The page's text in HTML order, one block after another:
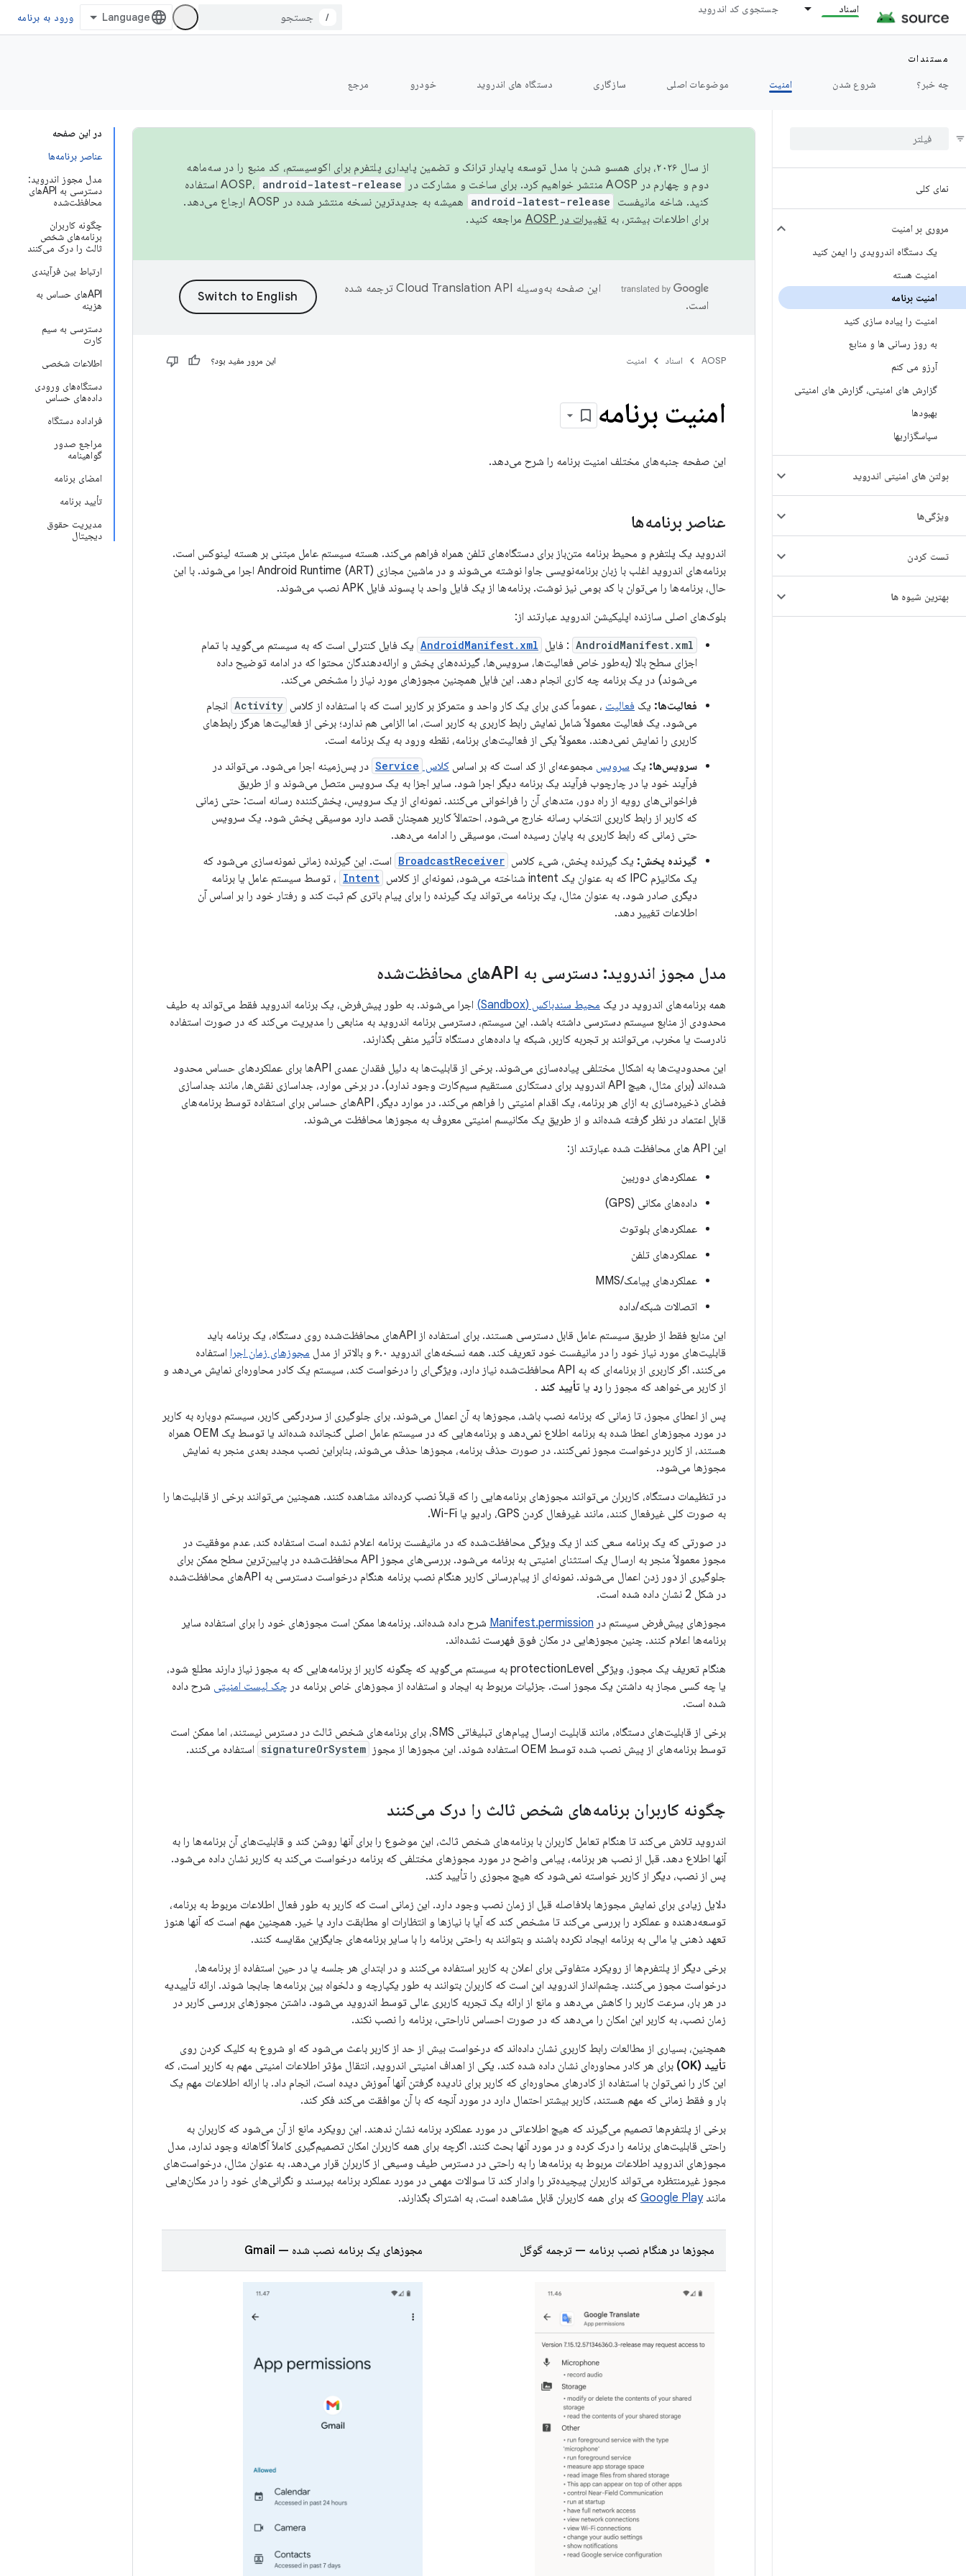
اسناد جستجوی کد اندروید
/ ورود به برنامه
مستندات
چه خبر؟
شروع شدن امنیت موضوعات اصلی سازگاری دستگاه های اندروید خودرو مرجع
نمای کلی
مروری بر امنیت
یک دستگاه اندرویدی را ایمن کنید
امنیت هسته
امنیت برنامه
امنیت را پیاده سازی کنید
به روز رسانی ها و منابع
آرزو می کنم
گزارش های امنیتی، گزارش های امنیتی
بهبودها
سپاسگزاریها
بولتن های امنیتی اندروید
ویژگی‌ها
تست کردن
بهترین شیوه ها
در این صفحه
عناصر برنامه‌ها
مدل مجوز اندروید:
دسترسی به APIهای
محافظت‌شده
چگونه کاربران
برنامه‌های شخص
ثالث را درک می‌کنند
ارتباط بین فرآیندی
APIهای حساس به
هزینه
دسترسی به سیم
کارت
اطلاعات شخصی
دستگاه‌های ورودی
داده‌های حساس
فراداده دستگاه
مراجع صدور
گواهینامه
امضای برنامه
تأیید برنامه
مدیریت حقوق
دیجیتال
از سال ۲۰۲۶، برای همسو شدن با مدل توسعه پایدار ترانک و تضمین پایداری پلتفرم برای اکوسیستم، کد منبع را در سه‌ماهه
دوم و چهارم در AOSP منتشر خواهیم کرد. برای ساخت و مشارکت در AOSP،
android-latest-release
استفاده
کنید. شاخه مانیفست
android-latest-release
همیشه به جدیدترین نسخه منتشر شده در AOSP ارجاع می‌دهد.
برای اطلاعات بیشتر، به تغییرات در AOSP مراجعه کنید.
این صفحه به‌وسیله
ترجمه شده
است.
AOSP اسناد امنیت این مرور مفید بود؟
امنیت برنامه
این صفحه جنبه‌های مختلف امنیت برنامه را شرح می‌دهد.
عناصر برنامه‌ها
اندروید یک پلتفرم و محیط برنامه متن‌باز برای دستگاه‌های تلفن همراه فراهم می‌کند. هسته سیستم عامل مبتنی بر هسته لینوکس است.
برنامه‌های اندروید اغلب با زبان برنامه‌نویسی جاوا نوشته می‌شوند و در ماشین مجازی Android Runtime (ART) اجرا می‌شوند. با این
حال، برنامه‌ها را می‌توان با کد بومی نیز نوشت. برنامه‌ها از یک فایل واحد با پسوند فایل APK نصب می‌شوند.
بلوک‌های اصلی سازنده اپلیکیشن اندروید عبارتند از:
AndroidManifest.xml : فایل AndroidManifest.xml یک فایل کنترلی است که به سیستم می‌گوید با تمام
اجزای سطح بالا (به‌طور خاص فعالیت‌ها، سرویس‌ها، گیرنده‌های پخش و ارائه‌دهندگان محتوا که در ادامه توضیح داده
می‌شوند) در یک برنامه چه کاری انجام دهد. این فایل همچنین مجوزهای مورد نیاز را مشخص می‌کند.
فعالیت‌ها: یک فعالیت ، عموماً کدی برای یک کار واحد و متمرکز بر کاربر است که با استفاده از کلاس Activity انجام
می‌شود. یک فعالیت معمولاً شامل نمایش رابط کاربری به کاربر است، اما الزامی هم ندارد؛ برخی از فعالیت‌ها هرگز رابط‌های
کاربری را نمایش نمی‌دهند. معمولاً یکی از فعالیت‌های برنامه، نقطه ورود به یک برنامه است.
سرویس‌ها: یک سرویس مجموعه‌ای از کد است که بر اساس کلاس Service در پس‌زمینه اجرا می‌شود. می‌تواند در
فرآیند خود یا در چارچوب فرآیند یک برنامه دیگر اجرا شود. سایر اجزا به یک سرویس متصل می‌شوند و از طریق
فراخوانی‌های رویه از راه دور، متدهای آن را فراخوانی می‌کنند. نمونه‌ای از یک سرویس، پخش‌کننده رسانه است: حتی زمانی
که کاربر از رابط کاربری انتخاب رسانه خارج می‌شود، احتمالاً کاربر همچنان قصد دارد موسیقی پخش شود. یک سرویس
حتی زمانی که رابط کاربری به پایان رسیده است، موسیقی را ادامه می‌دهد.
گیرنده پخش: یک گیرنده پخش، شیء کلاس BroadcastReceiver است. این گیرنده زمانی نمونه‌سازی می‌شود که
یک مکانیزم IPC که به عنوان یک intent شناخته می‌شود، نمونه‌ای از کلاس
Intent ، توسط سیستم عامل یا برنامه
دیگری صادر شود. به عنوان مثال، یک برنامه می‌تواند یک گیرنده را برای پیام باتری کم ثبت کند و رفتار خود را بر اساس آن
اطلاعات تغییر دهد.
مدل مجوز اندروید: دسترسی به APIهای محافظت‌شده
همه برنامه‌های اندروید در یک محیط سندباکس (Sandbox)
اجرا می‌شوند. به طور پیش‌فرض، یک برنامه اندروید فقط می‌تواند به طیف
محدودی از منابع سیستم دسترسی داشته باشد. این سیستم، دسترسی برنامه اندروید به منابعی را مدیریت می‌کند که در صورت استفاده
نادرست یا مخرب، می‌توانند بر تجربه کاربر، شبکه یا داده‌های دستگاه تأثیر منفی بگذارند.
این محدودیت‌ها به اشکال مختلفی پیاده‌سازی می‌شوند. برخی از قابلیت‌ها به دلیل فقدان عمدی APIها برای عملکردهای حساس محدود
شده‌اند (برای مثال، هیچ API اندروید برای دستکاری مستقیم سیم‌کارت وجود ندارد). در برخی موارد، جداسازی نقش‌ها، مانند جداسازی
فضای ذخیره‌سازی به ازای هر برنامه، یک اقدام امنیتی را فراهم می‌کند. در موارد دیگر، APIهای حساس برای استفاده توسط برنامه‌های
قابل اعتماد در نظر گرفته شده‌اند و از طریق یک مکانیسم امنیتی معروف به مجوزها محافظت می‌شوند.
این API های محافظت شده عبارتند از:
عملکردهای دوربین
داده‌های مکانی (GPS)
عملکردهای بلوتوث
عملکردهای تلفن
عملکردهای پیامک/MMS
اتصالات شبکه/داده
این منابع فقط از طریق سیستم عامل قابل دسترسی هستند. برای استفاده از APIهای محافظت‌شده روی دستگاه، یک برنامه باید
قابلیت‌های مورد نیاز خود را در مانیفست خود تعریف کند. همه نسخه‌های اندروید ۶.۰ و بالاتر از مدل
مجوزهای زمان اجرا استفاده
می‌کنند. اگر کاربری از برنامه‌ای که به API محافظت‌شده نیاز دارد، ویژگی‌ای را درخواست کند، سیستم یک کادر محاوره‌ای نمایش می‌دهد و
از کاربر می‌خواهد که مجوز را رد یا تأیید کند .
پس از اعطای مجوز، تا زمانی که برنامه نصب باشد، مجوزها به آن اعمال می‌شوند. برای جلوگیری از سردرگمی کاربر، سیستم دوباره به کاربر
در مورد مجوزهای اعطا شده به برنامه اطلاع نمی‌دهد و برنامه‌هایی که در سیستم عامل اصلی گنجانده شده‌اند یا توسط یک OEM همراه
هستند، از کاربر درخواست مجوز نمی‌کنند. در صورت حذف برنامه، مجوزها حذف می‌شوند، بنابراین نصب مجدد بعدی منجر به نمایش
مجوزها می‌شود.
در تنظیمات دستگاه، کاربران می‌توانند مجوزهای برنامه‌هایی را که قبلاً نصب کرده‌اند مشاهده کنند. همچنین می‌توانند برخی از قابلیت‌ها را
به صورت کلی غیرفعال کنند، مانند غیرفعال کردن GPS، رادیو یا Wi-Fi.
در صورتی که یک برنامه سعی کند از یک ویژگی محافظت‌شده که در مانیفست برنامه اعلام نشده است استفاده کند، عدم موفقیت در
مجوز معمولاً منجر به ارسال یک استثنای امنیتی به برنامه می‌شود. بررسی‌های مجوز API محافظت‌شده در پایین‌ترین سطح ممکن برای
جلوگیری از دور زدن اعمال می‌شوند. نمونه‌ای از پیام‌رسانی کاربر هنگام نصب برنامه هنگام درخواست دسترسی به APIهای محافظت‌شده
در شکل 2 نشان داده شده است.
مجوزهای پیش‌فرض سیستم در Manifest.permission شرح داده شده‌اند. برنامه‌ها ممکن است مجوزهای خود را برای استفاده سایر
برنامه‌ها اعلام کنند. چنین مجوزهایی در مکان فوق فهرست نشده‌اند.
هنگام تعریف یک مجوز، ویژگی protectionLevel به سیستم می‌گوید که چگونه کاربر از برنامه‌هایی که به مجوز نیاز دارند مطلع شود،
یا چه کسی مجاز به داشتن یک مجوز است. جزئیات مربوط به ایجاد و استفاده از مجوزهای خاص برنامه در چک لیست امنیتی شرح داده
شده است.
برخی از قابلیت‌های دستگاه، مانند قابلیت ارسال پیام‌های تبلیغاتی SMS، برای برنامه‌های شخص ثالث در دسترس نیستند، اما ممکن است
توسط برنامه‌های از پیش نصب شده توسط OEM استفاده شوند. این مجوزها از مجوز
signatureOrSystem استفاده می‌کنند.
چگونه کاربران برنامه‌های شخص ثالث را درک می‌کنند
اندروید تلاش می‌کند تا هنگام تعامل کاربران با برنامه‌های شخص ثالث، این موضوع را برای آنها روشن کند و قابلیت‌های آن برنامه‌ها را به
آنها اطلاع دهد. قبل از نصب هر برنامه، پیامی واضح در مورد مجوزهای مختلفی که برنامه درخواست می‌کند به کاربر نشان داده می‌شود.
پس از نصب، دیگر از کاربر خواسته نمی‌شود که هیچ مجوزی را تأیید کند.
دلایل زیادی برای نمایش مجوزها بلافاصله قبل از زمان نصب وجود دارد. این زمانی است که کاربر به طور فعال اطلاعات مربوط به برنامه،
توسعه‌دهنده و عملکرد را بررسی می‌کند تا مشخص کند که آیا با نیازها و انتظارات او مطابقت دارد یا خیر. همچنین مهم است که آنها هنوز
تعهد ذهنی یا مالی به برنامه ایجاد نکرده باشند و بتوانند به راحتی برنامه را با سایر برنامه‌های جایگزین مقایسه کنند.
برخی دیگر از پلتفرم‌ها از رویکرد متفاوتی برای اعلان به کاربر استفاده می‌کنند و در ابتدای هر جلسه یا در حین استفاده از برنامه‌ها،
درخواست مجوز می‌کنند. چشم‌انداز اندروید این است که کاربران بتوانند به طور یکپارچه و دلخواه بین برنامه‌ها جابجا شوند. ارائه تأییدیه
در هر بار، سرعت کاربر را کاهش می‌دهد و مانع از ارائه یک تجربه کاربری عالی توسط اندروید می‌شود. داشتن مجوزهای بررسی کاربر در
زمان نصب، به کاربر این امکان را می‌دهد که در صورت احساس ناراحتی، برنامه را نصب نکند.
همچنین، بسیاری از مطالعات رابط کاربری نشان داده‌اند که درخواست بیش از حد از کاربر باعث می‌شود که او شروع به کلیک کردن روی
تأیید (OK)
برای هر کادر محاوره‌ای نشان داده شده کند. یکی از اهداف امنیتی اندروید، انتقال مؤثر اطلاعات امنیتی مهم به کاربر است، که
این کار را نمی‌توان با استفاده از کادرهای محاوره‌ای که کاربر برای نادیده گرفتن آنها آموزش دیده است، انجام داد. با ارائه اطلاعات مهم یک
بار و فقط زمانی که مهم هستند، کاربر بیشتر احتمال دارد در مورد آنچه که با آن موافقت می‌کند فکر کند.
برخی از پلتفرم‌ها تصمیم می‌گیرند که هیچ اطلاعاتی در مورد عملکرد برنامه نشان ندهند. این رویکرد مانع از آن می‌شود که کاربران به
راحتی قابلیت‌های برنامه را درک کرده و در مورد آنها بحث کنند. اگرچه برای همه کاربران امکان تصمیم‌گیری کاملاً آگاهانه وجود ندارد، مدل
مجوزهای اندروید اطلاعات مربوط به برنامه‌ها را به راحتی در دسترس طیف وسیعی از کاربران قرار می‌دهد. به عنوان مثال، درخواست‌های
مجوز غیرمنتظره می‌تواند کاربران پیچیده‌تر را وادار کند تا سوالات مهمی در مورد عملکرد برنامه بپرسند و نگرانی‌های خود را در مکان‌هایی
مانندGoogle Play که برای همه کاربران قابل مشاهده است، به اشتراک بگذارند.
مجوزها در هنگام نصب برنامه — ترجمه گوگل مجوزهای یک برنامه نصب شده — Gmail